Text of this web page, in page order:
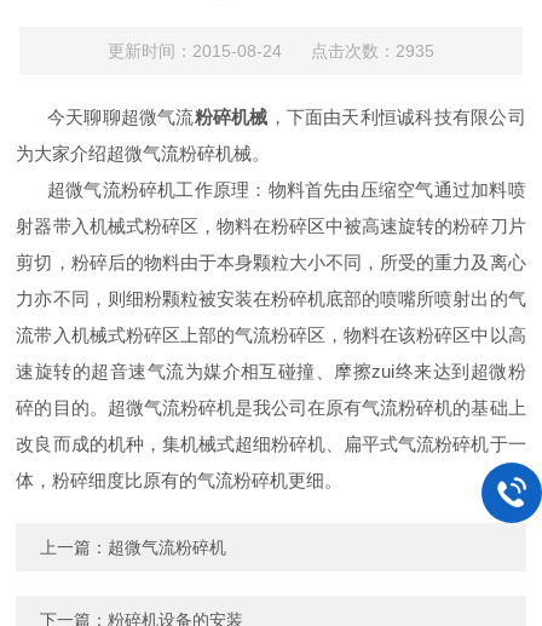
更新时间：2015-08-24 点击次数：2935
今天聊聊超微气流粉碎机械 ，下面由天利恒诚科技有限公司
为大家介绍超微气流粉碎机械。
超微气流粉碎机工作原理：物料首先由压缩空气通过加料喷
射器带入机械式粉碎区，物料在粉碎区中被高速旋转的粉碎刀片
剪切，粉碎后的物料由于本身颗粒大小不同，所受的重力及离心
力亦不同，则细粉颗粒被安装在粉碎机底部的喷嘴所喷射出的气
流带入机械式粉碎区上部的气流粉碎区，物料在该粉碎区中以高
速旋转的超音速气流为媒介相互碰撞、摩擦zui终来达到超微粉
碎的目的。超微气流粉碎机是我公司在原有气流粉碎机的基础上
改良而成的机种，集机械式超细粉碎机、扁平式气流粉碎机于一
体，粉碎细度比原有的气流粉碎机更细。
上一篇： 超微气流粉碎机
下一篇：粉碎机设备的安装